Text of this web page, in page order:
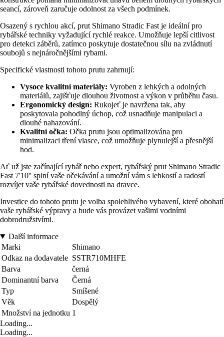
seancí, zároveň zaručuje odolnost za všech podmínek.
Osazený s rychlou akcí, prut Shimano Stradic Fast je ideální pro
rybářské techniky vyžadující rychlé reakce. Umožňuje lepší citlivost
pro detekci záběrů, zatímco poskytuje dostatečnou sílu na zvládnutí
soubojů s nejnáročnějšími rybami.
Specifické vlastnosti tohoto prutu zahrnují:
Vysoce kvalitní materiály: Vyroben z lehkých a odolných
materiálů, zajišťuje dlouhou životnost a výkon v průběhu času.
Ergonomický design: Rukojeť je navržena tak, aby
poskytovala pohodlný úchop, což usnadňuje manipulaci a
dlouhé nahazování.
Kvalitní očka: Očka prutu jsou optimalizována pro
minimalizaci tření vlasce, což umožňuje plynulejší a přesnější
hod.
Ať už jste začínající rybář nebo expert, rybářský prut Shimano Stradic
Fast 7'10'' splní vaše očekávání a umožní vám s lehkostí a radostí
rozvíjet vaše rybářské dovednosti na dravce.
Investice do tohoto prutu je volba spolehlivého vybavení, které obohatí
vaše rybářské výpravy a bude vás provázet vašimi vodními
dobrodružstvími.
Další informace
Marki
Shimano
Odkaz na dodavatele SSTR710MHFE
Barva
černá
Dominantní barva
Černá
Typ
Smíšené
Věk
Dospělý
Množství na jednotku 1
Loading...
Loading...